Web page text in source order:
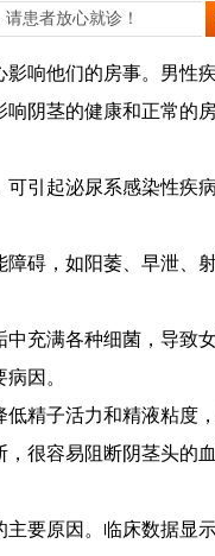
患者放心就诊！
响他们的房事。男性
阴茎的健康和正常的
引起泌尿系感染性疾
，如阳萎、早泄、射
充满各种细菌，导致
因。
子活力和精液粘度，
很容易阻断阴茎头的
要原因。临床数据显